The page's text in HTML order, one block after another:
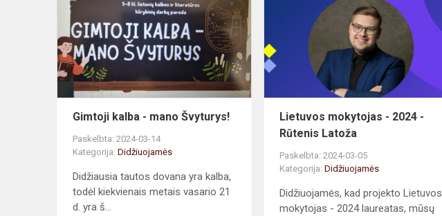
Švyturys!
Gimtoji kalba - mano Švyturys!
Paskelbta: 2024-03-14
Kategorija: Didžiuojamės
Didžiausia tautos dovana yra kalba,
todėl kiekvienais metais vasario 21
d. yra š...
Lietuvos mokytojas - 2024 -
Rūtenis Latoža
Paskelbta: 2024-03-05
Kategorija:Didžiuojamės
Didžiuojamės, kad projekto Lietuvos
mokytojas - 2024 laureatas, mūsų